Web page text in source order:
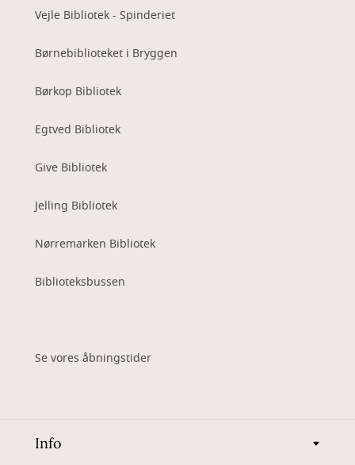
Vejle Bibliotek - Spinderiet
Børnebiblioteket i Bryggen
Børkop Bibliotek
Egtved Bibliotek
Give Bibliotek
Jelling Bibliotek
Nørremarken Bibliotek
Biblioteksbussen
Se vores åbningstider
Info